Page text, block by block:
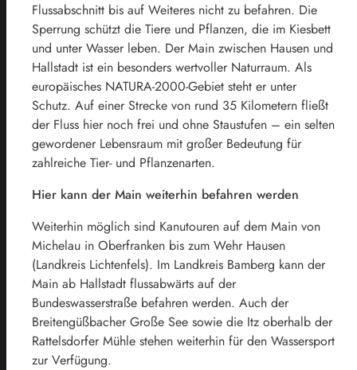
Flussabschnitt bis auf Weiteres nicht zu befahren. Die
Sperrung schützt die Tiere und Pflanzen, die im Kiesbett
und unter Wasser leben. Der Main zwischen Hausen und
Hallstadt ist ein besonders wertvoller Naturraum. Als
europäisches NATURA-2000-Gebiet steht er unter
Schutz. Auf einer Strecke von rund 35 Kilometern fließt
der Fluss hier noch frei und ohne Staustufen – ein selten
gewordener Lebensraum mit großer Bedeutung für
zahlreiche Tier- und Pflanzenarten.
Hier kann der Main weiterhin befahren werden
Weiterhin möglich sind Kanutouren auf dem Main von
Michelau in Oberfranken bis zum Wehr Hausen
(Landkreis Lichtenfels). Im Landkreis Bamberg kann der
Main ab Hallstadt flussabwärts auf der
Bundeswasserstraße befahren werden. Auch der
Breitengüßbacher Große See sowie die Itz oberhalb der
Rattelsdorfer Mühle stehen weiterhin für den Wassersport
zur Verfügung.